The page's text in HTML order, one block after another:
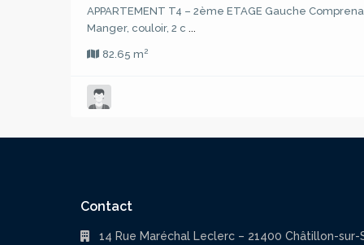
APPARTEMENT T4 – 2ème ETAGE Gauche
Manger, couloir, 2 c ...
82.65 m2
Contact
14 Rue Maréchal Leclerc – 21400 Châtillon-sur-